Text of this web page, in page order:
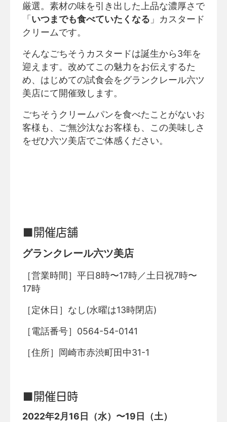
厳選。素材の味を引き出した上品な濃厚さで
「 いつまでも食べていたくなる 」カスタード
クリームです。
そんなごちそうカスタードは誕生から3年を
迎えます。改めてこの魅力をお伝えするた
め、はじめての試食会をグランクレール六ツ
美店にて開催致します。
ごちそうクリームパンを食べたことがないお
客様も、ご無沙汰なお客様も、この美味しさ
をぜひ六ツ美店でご体感ください。
■開催店舗
グランクレール六ツ美店
［営業時間］平日8時〜17時／土日祝7時〜
17時
［定休日］なし(水曜は13時閉店)
［電話番号］0564-54-0141
［住所］岡崎市赤渋町田中31-1
■開催日時
2022年2月16日（水）〜19日（土）